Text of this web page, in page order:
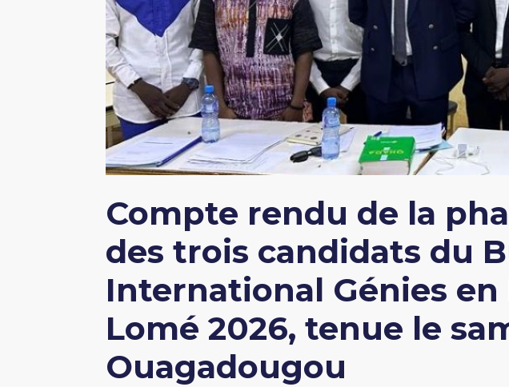
Compte rendu de la
des trois candidats du
International Génies en
Lomé 2026, tenue le
Ouagadougou